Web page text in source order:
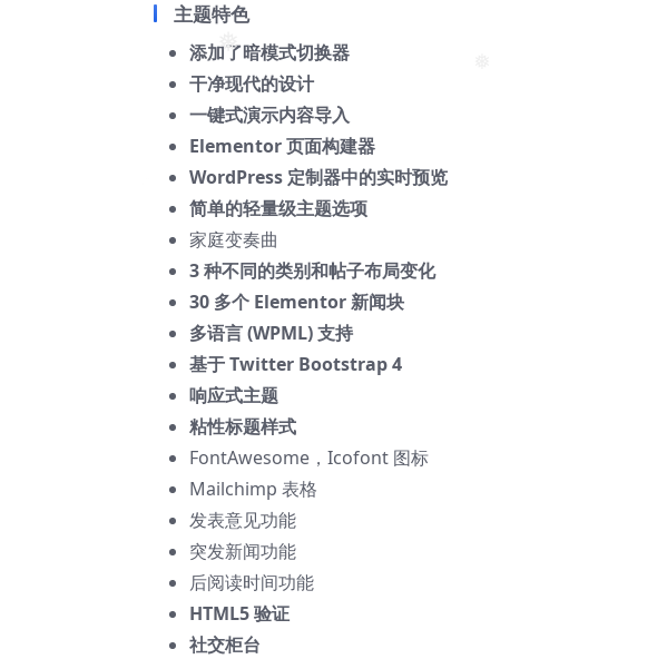
❅
主题特色
添加了暗模式切换器
干净现代的设计
一键式演示内容导入
Elementor 页面构建器
WordPress 定制器中的实时预览
简单的轻量级主题选项
家庭变奏曲
3 种不同的类别和帖子布局变化
30 多个 Elementor 新闻块
多语言 (WPML) 支持
基于 Twitter Bootstrap 4
响应式主题
粘性标题样式
FontAwesome，Icofont 图标
Mailchimp 表格
发表意见功能
突发新闻功能
后阅读时间功能
HTML5 验证
社交柜台